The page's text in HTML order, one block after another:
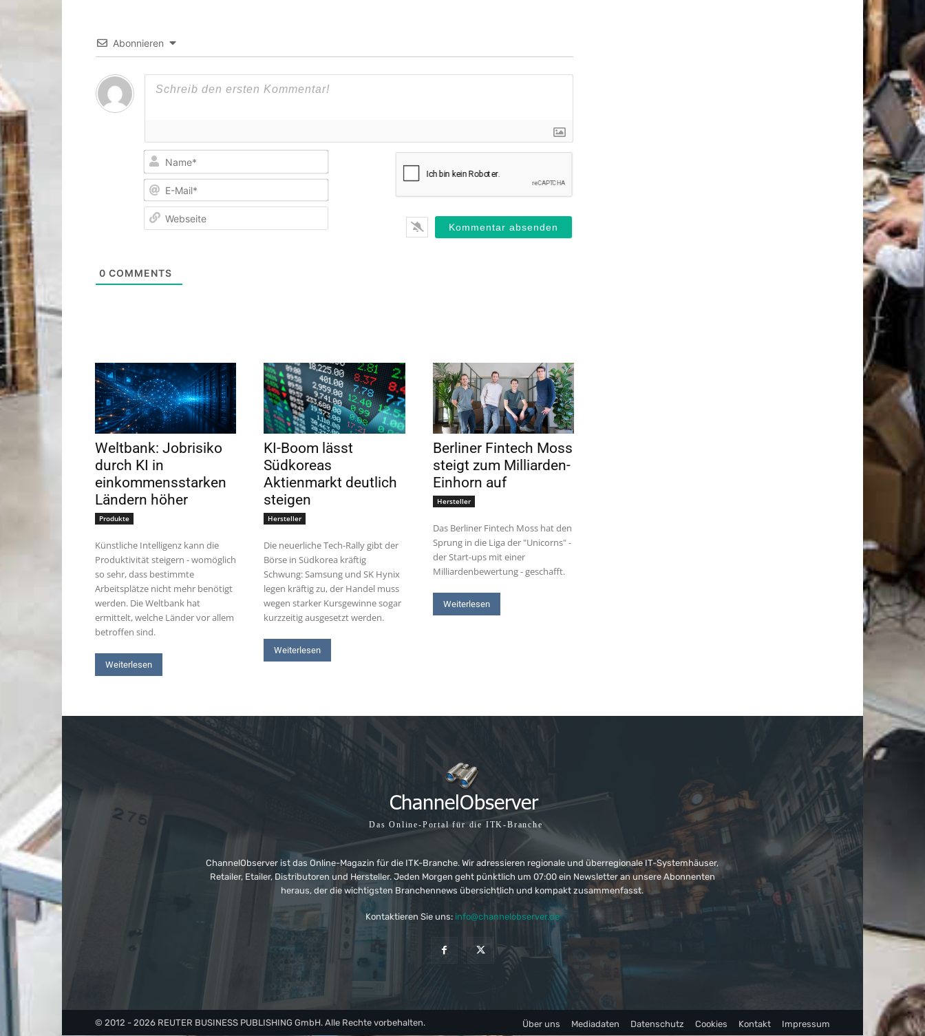
Abonnieren
Name*
E-
0 COMMENTS
Weltbank: Jobrisiko
durch KI in
einkommensstarken
Ländern höher
Produkte
Künstliche Intelligenz kann die
Produktivität steigern - womöglich
so sehr, dass bestimmte
Arbeitsplätze nicht mehr benötigt
werden. Die Weltbank hat
ermittelt, welche Länder vor allem
betroffen sind.
Weiterlesen
KI-Boom lässt
Südkoreas
Aktienmarkt deutlich
steigen
Hersteller
Die neuerliche Tech-Rally gibt der
Börse in Südkorea kräftig
Schwung: Samsung und SK Hynix
legen kräftig zu, der Handel muss
wegen starker Kursgewinne sogar
kurzzeitig ausgesetzt werden.
Weiterlesen
Berliner Fintech Moss
steigt zum Milliarden-
Einhorn auf
Hersteller
Das Berliner Fintech Moss hat den
Sprung in die Liga der "Unicorns" -
der Start-ups mit einer
Milliardenbewertung - geschafft.
Weiterlesen
Das Online-Portal für die ITK-Branche
ChannelObserver ist das Online-Magazin für die ITK-Branche. Wir adressieren regionale und überregionale IT-Systemhäuser,
Retailer, Etailer, Distributoren und Hersteller. Jeden Morgen geht pünktlich um 07:00 ein Newsletter an unsere Abonnenten
heraus, der die wichtigsten Branchennews übersichtlich und kompakt zusammenfasst.
Kontaktieren Sie uns: info@channelobserver.de
© 2012 - 2026 REUTER BUSINESS PUBLISHING GmbH. Alle Rechte vorbehalten. Über uns Mediadaten Datenschutz Cookies Kontakt Impressum